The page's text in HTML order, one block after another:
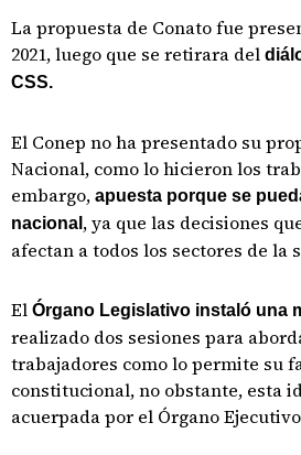
La propuesta de Conato fue
2021, luego que se retirara del
CSS.
El Conep no ha presentado su
Nacional, como lo hicieron los
embargo, apuesta porque se
nacional , ya que las decisiones
afectan a todos los sectores de la
El Órgano Legislativo instaló una
realizado dos sesiones para
trabajadores como lo permite su
constitucional, no obstante, esta
acuerpada por el Órgano